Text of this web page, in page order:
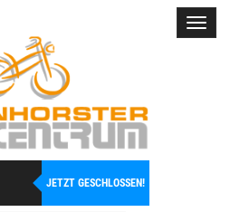
JETZT GESCHLOSSEN!